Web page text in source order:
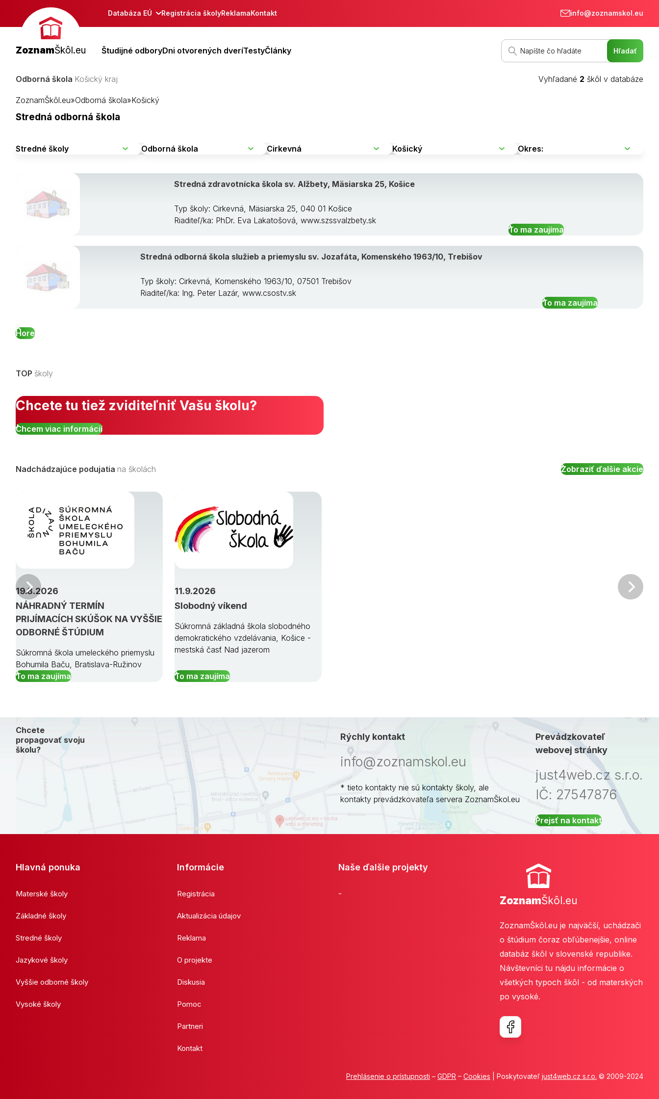
Databáza EÚ Registrácia školyReklamaKontakt info@zoznamskol.eu
ZoznamŠkôl.eu Študijné odboryDni otvorených dveríTestyČlánky
Odborná škola Košický kraj Vyhľadané 2 škôl v databáze
ZoznamŠkôl.eu»Odborná škola»Košický
Stredná odborná škola
Stredná zdravotnícka škola sv. Alžbety, Mäsiarska 25, Košice
Typ školy: Cirkevná, Mäsiarska 25, 040 01 Košice
Riaditeľ/ka: PhDr. Eva Lakatošová, www.szssvalzbety.sk
To ma zaujíma
Stredná odborná škola služieb a priemyslu sv. Jozafáta, Komenského 1963/10, Trebišov
Typ školy: Cirkevná, Komenského 1963/10, 07501 Trebišov
Riaditeľ/ka: Ing. Peter Lazár, www.csostv.sk
To ma zaujíma
Hore
TOP školy
Chcete tu tiež zviditeľniť Vašu školu?
Chcem viac informácií
Nadchádzajúce podujatia na školách Zobraziť ďalšie akcie
NÁHRADNÝ TERMÍN
PRIJÍMACÍCH SKÚŠOK NA VYŠŠIE
ODBORNÉ ŠTÚDIUM
19.8.2026
Súkromná škola umeleckého priemyslu
Bohumila Baču, Bratislava-Ružinov
To ma zaujíma
Slobodný víkend
11.9.2026
Súkromná základná škola slobodného
demokratického vzdelávania, Košice -
mestská časť Nad jazerom
To ma zaujíma
Predchádzajúci
Chcete
propagovať svoju
školu?
Rýchly kontakt
info@zoznamskol.eu
* tieto kontakty nie sú kontakty školy, ale
kontakty prevádzkovateľa servera ZoznamŠkol.eu
Prevádzkovateľ
webovej stránky
just4web.cz s.r.o.
IČ: 27547876
Prejsť na kontakt
Hlavná ponuka
Materské školy
Základné školy
Stredné školy
Jazykové školy
Vyššie odborné školy
Vysoké školy
Informácie
Registrácia
Aktualizácia údajov
Reklama
O projekte
Diskusia
Pomoc
Partneri
Kontakt
Naše ďalšie projekty
-
ZoznamŠkôl.eu
ZoznamŠkôl.eu je najväčší, uchádzači
o štúdium čoraz obľúbenejšie, online
databáz škôl v slovenské republike.
Návštevníci tu nájdu informácie o
všetkých typoch škôl - od materských
po vysoké.
Prehlásenie o prístupnosti – GDPR – Cookies | Poskytovateľ just4web.cz s.r.o. © 2009-2024